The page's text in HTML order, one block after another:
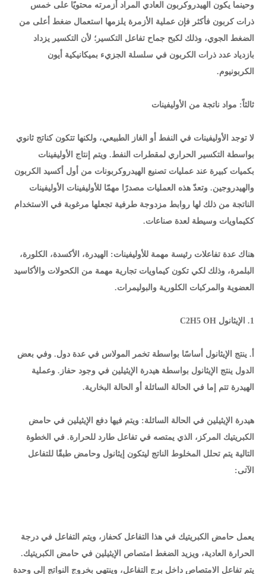
وحينما يكون الهيدروكربون العادي المراد أزمرته محتويًا على خمس
ذرات كربون فأكثر فإن عملية الأزمرة يلزمها استعمال ضغط أعلى من
الضغط الجوي، وذلك لكبح جماح تفاعل التكسير؛ لأن التكسير يزداد
بازدياد عدد ذرات الكربون في سلسلة الجزيء بميكانيكية أيون
الكربونيوم.
ثالثاً: مواد ناتجة من الأوليفينات
لا توجد الأوليفينات في النفط أو الغاز الطبيعي، ولكنها تتكون كناتج ثانوي
بواسطة التكسير الحراري لمقطرات النفط. ويتم إنتاج الأوليفينات
بكميات كبيرة عند عمليات تصنيع الهيدروكربونات من أول أكسيد الكربون
والهيدروجين. وتعدّ هذه العمليات مصدرًا مهمّا للأوليفينات الأوليفينات
الناتجة من ذلك لها روابط مزدوجة طرفية تجعلها مرغوبة في الاستخدام
ككيماويات وسيطة لعدة صناعات.
هناك عدة تفاعلات رئيسة مهمة للأوليفينات: الهيدرة، الأكسدة، الكلورة،
البلمرة، وذلك لكي تكون كيماويات تجارية مهمة من الكحولات والأكاسيد
العضوية والمركبات الكلورية والبوليمرات.
1. الإيثانول C2H5 OH
أ. ينتج الإيثانول أساسًا بواسطة تخمر المولاس في عدة دول. وفي بعض
الدول ينتج الإيثانول بواسطة هيدرة الإيثيلين في وجود حفاز. وعملية
الهيدرة تتم إما في الحالة السائلة أو الحالة البخارية.
هيدرة الإيثيلين في الحالة السائلة: ويتم فيها دفع الإيثيلين في حامض
الكبريتيك المركز، الذي يمتصه في تفاعل طارد للحرارة. في الخطوة
التالية يتم تحلل المخلوط الناتج ليتكون إيثانول وحامض طبقًا للتفاعل
الآتى:
يعمل حامض الكبريتيك في هذا التفاعل كحفاز، ويتم التفاعل في درجة
الحرارة العادية، ويزيد الضغط امتصاص الإيثيلين في حامض الكبريتيك.
يتم تفاعل الامتصاص داخل برج التفاعل، وينتهي بخروج النواتج إلى وحدة